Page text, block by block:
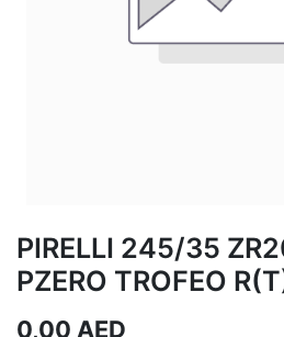
PIRELLI 245/35
PZERO TROFEO
0,00 AED